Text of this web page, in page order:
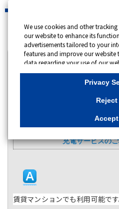
カテゴリー表示
No : 14220 公開日時 : 2024/11/27
賃貸マンションでもサ
カテゴリー： EVrest：電気自
充電サービスの
賃貸マンションでも利用可能です
We use cookies and other
our website to enhance its
advertisements tailored to your
features and improve our website
data regarding your use of our
Cookies may be shared with our
advertising, social media and/or
that you have provided to them
optimise advertisements
than us on the internet. If you
"Reject All". If you agree to the
rejection settings at any time by
button on this banner or through
information including Cookies on
Privacy
Reject